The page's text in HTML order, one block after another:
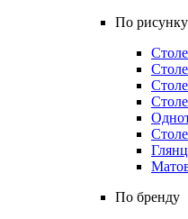
По рисунку
По бренду